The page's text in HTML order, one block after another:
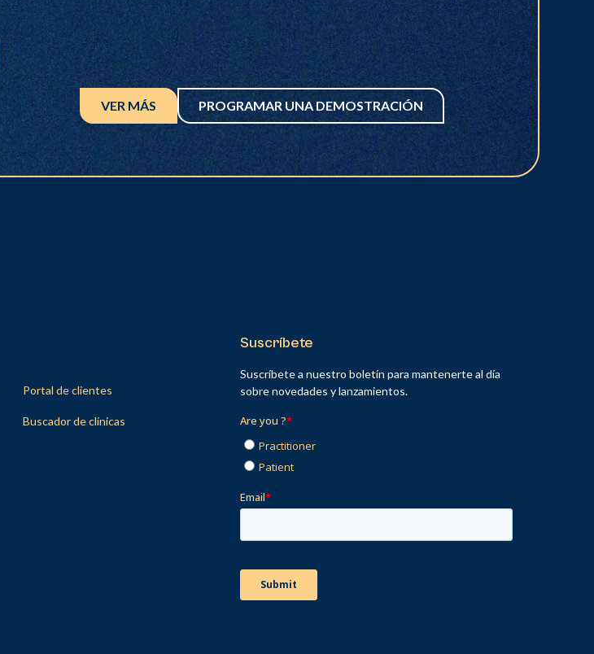
VER MÁS PROGRAMAR UNA DEMOSTRACIÓN
Portal de clientes
Buscador de clínicas
Suscríbete
Suscríbete a nuestro boletín para mantenerte al día
sobre novedades y lanzamientos.